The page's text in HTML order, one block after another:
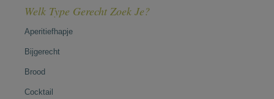
Welk Type Gerecht Zoek Je?
Aperitiefhapje
Bijgerecht
Brood
Cocktail